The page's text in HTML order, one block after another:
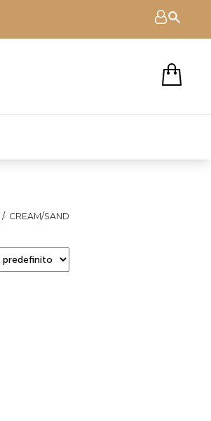
/ CREAM/SAND